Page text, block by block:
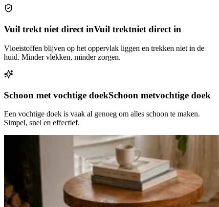
Vuil trekt niet direct inVuil trektniet direct in
Vloeistoffen blijven op het oppervlak liggen en trekken niet in de
huid. Minder vlekken, minder zorgen.
Schoon met vochtige doekSchoon metvochtige doek
Een vochtige doek is vaak al genoeg om alles schoon te maken.
Simpel, snel en effectief.